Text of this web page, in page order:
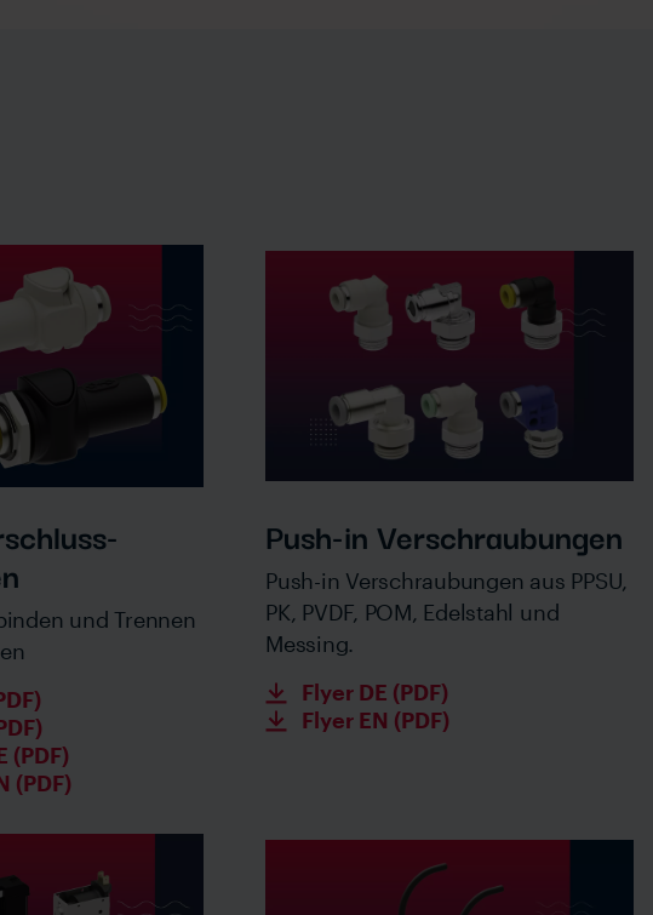
und Trennen
(PDF)
(PDF)
Push-in Verschraubungen
Push-in Verschraubungen aus PPSU,
PK, PVDF, POM, Edelstahl und
Messing.
Flyer DE (PDF)
Flyer EN (PDF)